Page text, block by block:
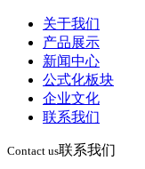
关于我们
产品展示
新闻中心
公式化板块
企业文化
联系我们
Contact us联系我们